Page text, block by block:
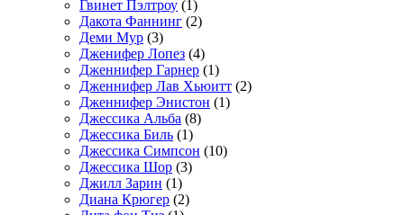
Гвинет Пэлтроу (1)
Дакота Фаннинг (2)
Деми Мур (3)
Дженифер Лопез (4)
Дженнифер Гарнер (1)
Дженнифер Лав Хьюитт (2)
Дженнифер Энистон (1)
Джессика Альба (8)
Джессика Биль (1)
Джессика Симпсон (10)
Джессика Шор (3)
Джилл Зарин (1)
Диана Крюгер (2)